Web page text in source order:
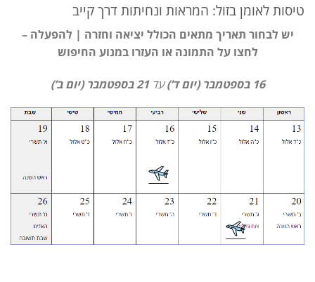
טיסות לאומן בזול: המראות ונחיתות דרך קייב
יש לבחור תאריך מתאים הכולל יציאה וחזרה | להפעלה –
לחצו על התמונה או העזרו במנוע החיפוש
16 בספטמבר (יום ד’) עד21 בספטמבר (יום ב’)